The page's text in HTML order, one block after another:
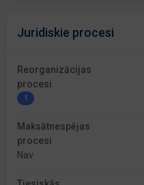
Juridiskie procesi
Reorganizācijas
procesi
1
Maksātnespējas
procesi
Nav